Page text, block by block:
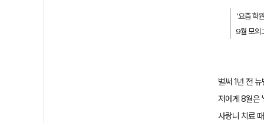
'요즘 학
9월 모의
벌써1년 전뉴
저에게8월은'
사랑니 치료